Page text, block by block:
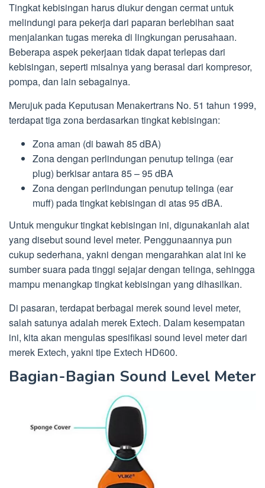
Tingkat kebisingan harus diukur dengan cermat untuk
melindungi para pekerja dari paparan berlebihan saat
menjalankan tugas mereka di lingkungan perusahaan.
Beberapa aspek pekerjaan tidak dapat terlepas dari
kebisingan, seperti misalnya yang berasal dari kompresor,
pompa, dan lain sebagainya.
Merujuk pada Keputusan Menakertrans No. 51 tahun 1999,
terdapat tiga zona berdasarkan tingkat kebisingan:
Zona aman (di bawah 85 dBA)
Zona dengan perlindungan penutup telinga (ear
plug) berkisar antara 85 – 95 dBA
Zona dengan perlindungan penutup telinga (ear
muff) pada tingkat kebisingan di atas 95 dBA.
Untuk mengukur tingkat kebisingan ini, digunakanlah alat
yang disebut sound level meter. Penggunaannya pun
cukup sederhana, yakni dengan mengarahkan alat ini ke
sumber suara pada tinggi sejajar dengan telinga, sehingga
mampu menangkap tingkat kebisingan yang dihasilkan.
Di pasaran, terdapat berbagai merek sound level meter,
salah satunya adalah merek Extech. Dalam kesempatan
ini, kita akan mengulas spesifikasi sound level meter dari
merek Extech, yakni tipe Extech HD600.
Bagian-Bagian Sound Level Meter